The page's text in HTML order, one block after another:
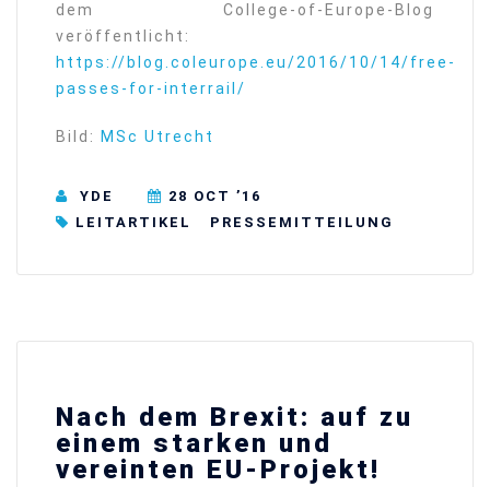
dem College-of-Europe-Blog
veröffentlicht:
https://blog.coleurope.eu/2016/10/14/free-
passes-for-interrail/
Bild: MSc Utrecht
YDE
28 OCT ’16
LEITARTIKEL
⁠⁠⁠PRESSEMITTEILUNG
Nach dem Brexit: auf zu
einem starken und
vereinten EU-Projekt!